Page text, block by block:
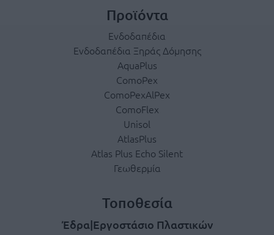
Προϊόντα
Ενδοδαπέδια
Ενδοδαπέδια Ξηράς Δόμησης
AquaPlus
ComoPex
ComoPexAlPex
ComoFlex
Unisol
AtlasPlus
Atlas Plus Echo Silent
Γεωθερμία
Τοποθεσία
Έδρα|Εργοστάσιο Πλαστικών